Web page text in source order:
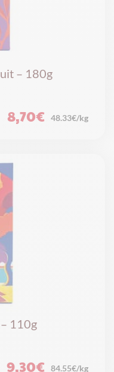
– 180g
8,70€ 48.33€/kg
110g
9,30€ 84.55€/kg